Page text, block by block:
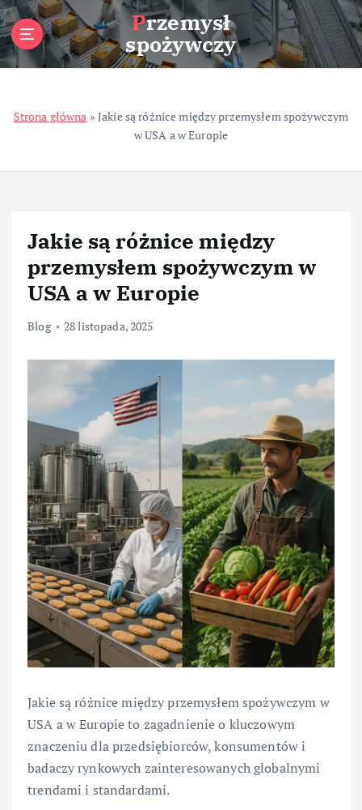
S
k
i
p
t
Przemysł
spożywczy
Strona główna » Jakie są różnice między przemysłem spożywczym
w USA a w Europie
Jakie są różnice między
przemysłem spożywczym w
USA a w Europie
Blog 28 listopada, 2025
Jakie są różnice między przemysłem spożywczym w
USA a w Europie to zagadnienie o kluczowym
znaczeniu dla przedsiębiorców, konsumentów i
badaczy rynkowych zainteresowanych globalnymi
trendami i standardami.